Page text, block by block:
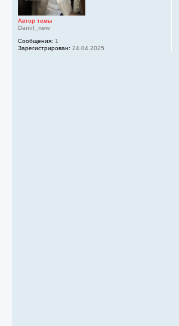
Автор темы
Daniil_new
Сообщения: 1
Зарегистрирован: 24.04.2025